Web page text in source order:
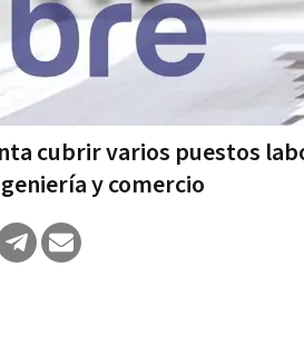
cubrir varios puestos
y comercio